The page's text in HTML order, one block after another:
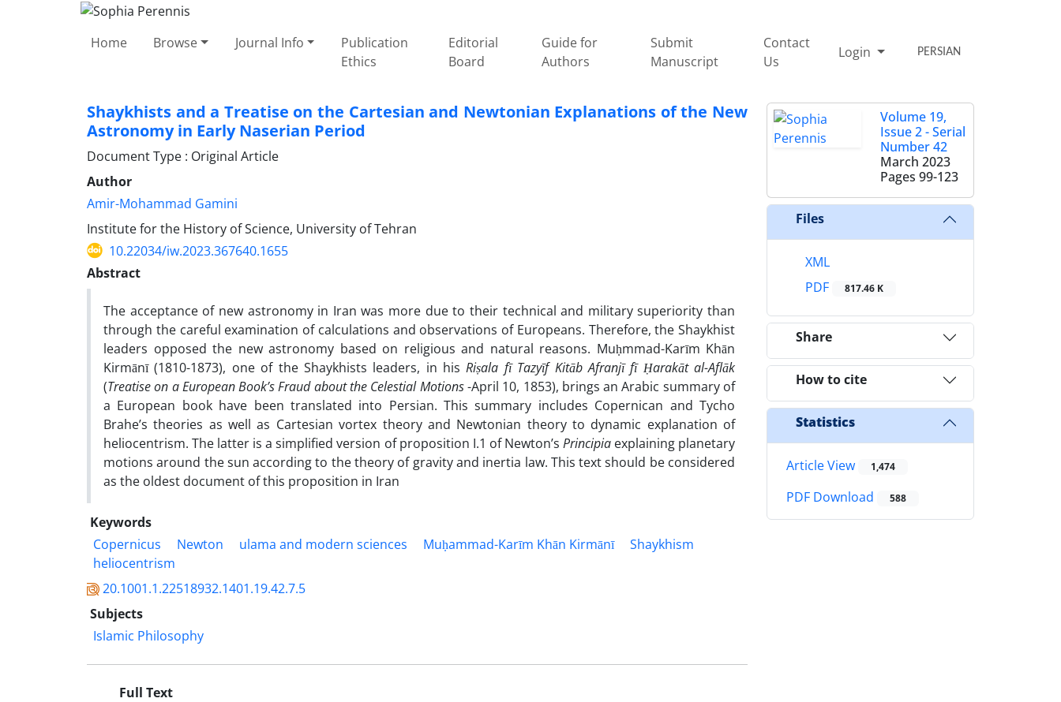
Home Browse Journal Info
Publication
Ethics
Editorial
Board
Guide for
Authors
Submit
Manuscript
Contact
Us
Login PERSIAN
Shaykhists and a Treatise on the Cartesian and Newtonian Explanations of the New
Astronomy in Early Naserian Period
Document Type : Original Article
Author
Amir-Mohammad Gamini
Institute for the History of Science, University of Tehran
10.22034/iw.2023.367640.1655
Abstract
The acceptance of new astronomy in Iran was more due to their technical and military superiority than
through the careful examination of calculations and observations of Europeans. Therefore, the Shaykhist
leaders opposed the new astronomy based on religious and natural reasons. Muḥmmad-Karīm Khān
Kirmānī (1810-1873), one of the Shaykhists leaders, in hisRiṣala fī Tazyīf Kitāb Afranjī fī Ḥarakāt al-Aflāk
(Treatise on a European Book’s Fraud about the Celestial Motions-April 10, 1853), brings an Arabic summary of
a European book have been translated into Persian. This summary includes Copernican and Tycho
Brahe’s theories as well as Cartesian vortex theory and Newtonian theory to dynamic explanation of
heliocentrism. The latter is a simplified version of proposition I.1 of Newton’s Principiaexplaining planetary
motions around the sun according to the theory of gravity and inertia law. This text should be considered
as the oldest document of this proposition in Iran
Keywords
Copernicus
Newton ulama and modern sciences Muḥammad-Karīm Khān Kirmānī
Shaykhism
heliocentrism
20.1001.1.22518932.1401.19.42.7.5
Subjects
Islamic Philosophy
Full Text
Volume 19,
Issue 2 - Serial
Number 42
March 2023
Pages 99-123
Files
XML
PDF
817.46 K
Share
How to cite
Statistics
Article View 1,474
PDF Download 588